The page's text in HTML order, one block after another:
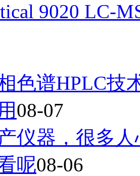
9020 LC-
色谱HPLC技
08-07
仪器，很多
呢08-06